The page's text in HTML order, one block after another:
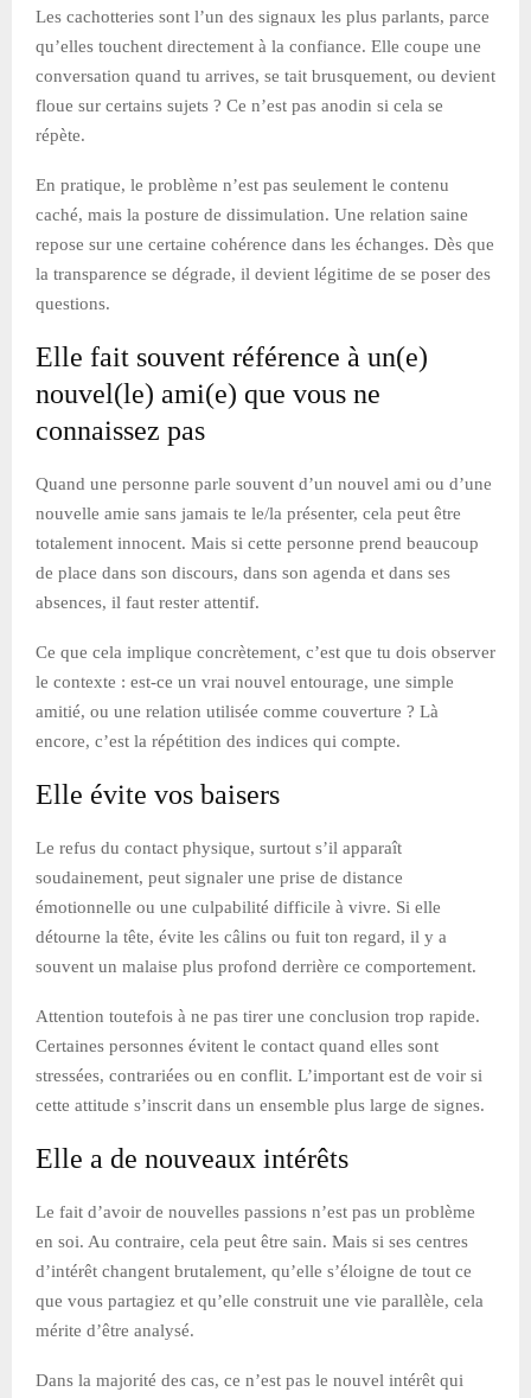
Les cachotteries sont l’un des signaux les plus parlants, parce
qu’elles touchent directement à la confiance. Elle coupe une
conversation quand tu arrives, se tait brusquement, ou devient
floue sur certains sujets ? Ce n’est pas anodin si cela se
répète.
En pratique, le problème n’est pas seulement le contenu
caché, mais la posture de dissimulation. Une relation saine
repose sur une certaine cohérence dans les échanges. Dès que
la transparence se dégrade, il devient légitime de se poser des
questions.
Elle fait souvent référence à un(e)
nouvel(le) ami(e) que vous ne
connaissez pas
Quand une personne parle souvent d’un nouvel ami ou d’une
nouvelle amie sans jamais te le/la présenter, cela peut être
totalement innocent. Mais si cette personne prend beaucoup
de place dans son discours, dans son agenda et dans ses
absences, il faut rester attentif.
Ce que cela implique concrètement, c’est que tu dois observer
le contexte : est-ce un vrai nouvel entourage, une simple
amitié, ou une relation utilisée comme couverture ? Là
encore, c’est la répétition des indices qui compte.
Elle évite vos baisers
Le refus du contact physique, surtout s’il apparaît
soudainement, peut signaler une prise de distance
émotionnelle ou une culpabilité difficile à vivre. Si elle
détourne la tête, évite les câlins ou fuit ton regard, il y a
souvent un malaise plus profond derrière ce comportement.
Attention toutefois à ne pas tirer une conclusion trop rapide.
Certaines personnes évitent le contact quand elles sont
stressées, contrariées ou en conflit. L’important est de voir si
cette attitude s’inscrit dans un ensemble plus large de signes.
Elle a de nouveaux intérêts
Le fait d’avoir de nouvelles passions n’est pas un problème
en soi. Au contraire, cela peut être sain. Mais si ses centres
d’intérêt changent brutalement, qu’elle s’éloigne de tout ce
que vous partagiez et qu’elle construit une vie parallèle, cela
mérite d’être analysé.
Dans la majorité des cas, ce n’est pas le nouvel intérêt qui